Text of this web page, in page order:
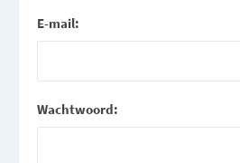
E-mail:
Wachtwoord: